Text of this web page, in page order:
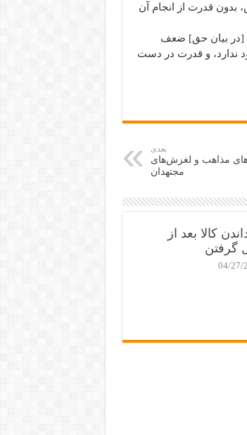
بدون قدرت از انجام آن
[در بیان حق] ضعف
ندارد، و قدرت در دست
بعدی
مذاهب و لغزش‌های
مجتهدان
کالا بعد از
گرفتن
04/27/